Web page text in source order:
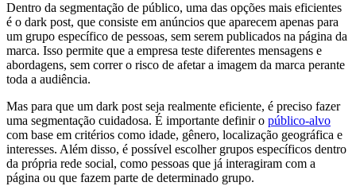
Dentro da segmentação de público, uma das opções mais eficientes
é o dark post, que consiste em anúncios que aparecem apenas para
um grupo específico de pessoas, sem serem publicados na página da
marca. Isso permite que a empresa teste diferentes mensagens e
abordagens, sem correr o risco de afetar a imagem da marca perante
toda a audiência.
Mas para que um dark post seja realmente eficiente, é preciso fazer
uma segmentação cuidadosa. É importante definir o público-alvo
com base em critérios como idade, gênero, localização geográfica e
interesses. Além disso, é possível escolher grupos específicos dentro
da própria rede social, como pessoas que já interagiram com a
página ou que fazem parte de determinado grupo.